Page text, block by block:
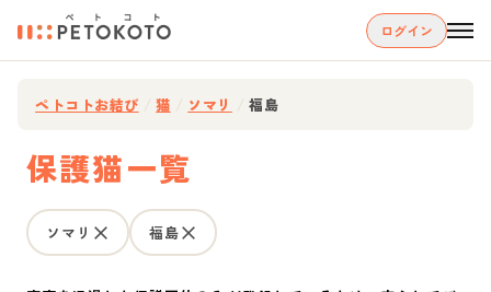
ログイン
ペトコトお結び 猫 ソマリ 福島
保護猫一覧
ソマリ 福島